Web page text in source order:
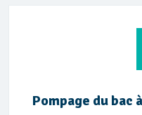
Pompage du bac